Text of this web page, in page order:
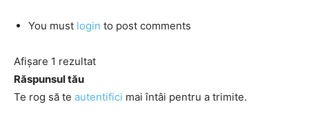
You must login to post comments
Afișare 1 rezultat
Răspunsul tău
Te rog să te autentifici mai întâi pentru a trimite.